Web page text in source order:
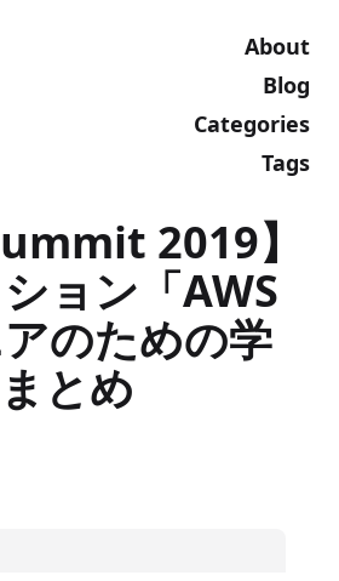
About
Blog
Categories
Tags
2019】
ョン「AWS
のための学
とめ